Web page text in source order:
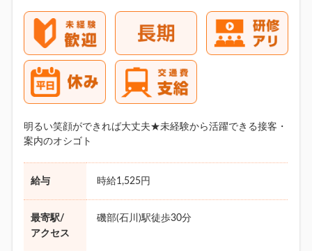
明るい笑顔ができれば大丈夫★未経験から活躍できる接客・
案内のオシゴト
給与 時給1,525円
最寄駅/
アクセス
磯部(石川)駅徒歩30分